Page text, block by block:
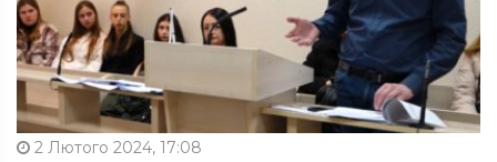
2 Лютого 2024, 17:08